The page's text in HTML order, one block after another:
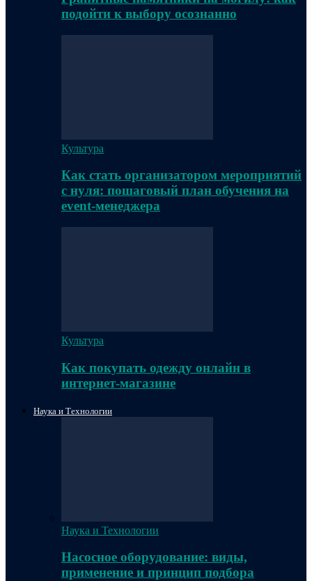
подойти к выбору осознанно
Культура
Как стать организатором мероприятий
с нуля: пошаговый план обучения на
event-менеджера
Культура
Как покупать одежду онлайн в
интернет-магазине
Наука и Технологии
Наука и Технологии
Насосное оборудование: виды,
применение и принцип подбора